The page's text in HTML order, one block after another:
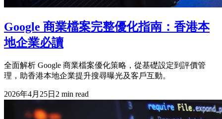
Google 商業檔案完整優化指南：香港本
地企業必讀
全面解析 Google 商業檔案優化策略，從基礎設定到評價管
理，助香港本地企業提升搜尋曝光及客戶互動。
2026年4月25日 2 min read